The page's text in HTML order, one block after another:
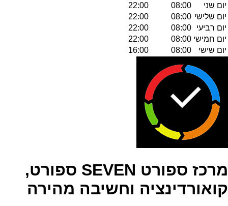
יום שני
08:00
22:00
יום שלישי 08:00
22:00
יום רביעי
08:00
22:00
יום חמישי 08:00
22:00
יום שישי
08:00
16:00
מרכז ספורט SEVEN ספורט,
קואורדינציה וחשיבה מהירה